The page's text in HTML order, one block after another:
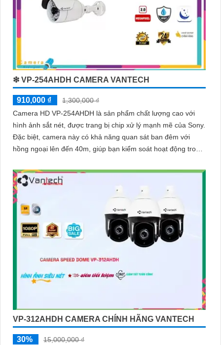
❇ VP-254AHDH CAMERA VANTECH
910,000 ₫
1,300,000 ₫
Camera HD VP-254AHDH là sản phẩm chất lượng cao với
hình ảnh sắt nét, được trang bị chip xử lý mạnh mẽ của Sony.
Đặc biệt, camera này có khả năng quan sát ban đêm với
hồng ngoại lên đến 40m, giúp bạn kiểm soát hoạt động trong
VP-312AHDH CAMERA CHÍNH HÃNG VANTECH
30%
15,000,000 ₫